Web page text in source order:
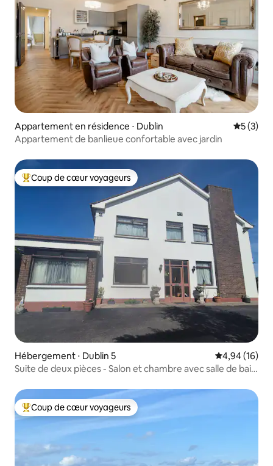
Appartement en résidence ⋅ Dublin
5 (3)
Appartement de banlieue confortable avec jardin
Coups de cœur voyageurs les plus appréciés
Coup de cœur voyageurs
Hébergement ⋅ Dublin 5 Évaluation
4,94 (16)
Suite de deux pièces - Salon et chambre avec salle de bain
Coups de cœur voyageurs les plus appréciés
Coup de cœur voyageurs